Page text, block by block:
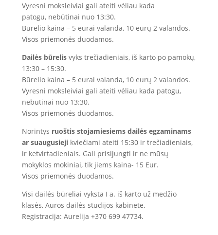
Vyresni moksleiviai gali ateiti vėliau kada
patogu, nebūtinai nuo 13:30.
Būrelio kaina – 5 eurai valanda, 10 eurų 2 valandos.
Visos priemonės duodamos.
Dailės būrelis vyks trečiadieniais, iš karto po pamokų,
13:30 – 15:30.
Būrelio kaina – 5 eurai valanda, 10 eurų 2 valandos.
Vyresni moksleiviai gali ateiti vėliau kada patogu,
nebūtinai nuo 13:30.
Visos priemonės duodamos.
Norintys ruoštis stojamiesiems dailės egzaminams
ar suaugusiejikviečiami ateiti 15:30 ir trečiadieniais,
ir ketvirtadieniais. Gali prisijungti ir ne mūsų
mokyklos mokiniai, tik jiems kaina- 15 Eur.
Visos priemonės duodamos.
Visi dailės būreliai vyksta I a. iš karto už medžio
klasės, Auros dailės studijos kabinete.
Registracija: Aurelija +370 699 47734.